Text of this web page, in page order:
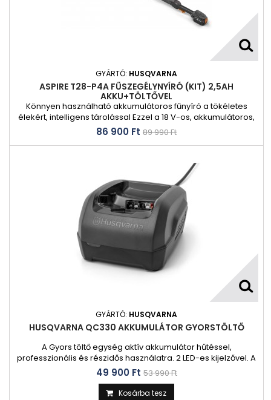
GYÁRTÓ: HUSQVARNA
ASPIRE T28-P4A FŰSZEGÉLYNYÍRÓ (KIT) 2,5AH
AKKU+TÖLTŐVEL
Könnyen használható akkumulátoros fűnyíró a tökéletes
élekért, intelligens tárolással Ezzel a 18 V-os, akkumulátoros,
két vágódamillal rendelkező szegélyvágóval rendkívül
hatékonyan dolgozhat. A Husqvarna Aspire™ T28-P4A
szegélyvágót szűk helyeken történő használatra tervezték, a
mellékelt kampóval pedig a tárolása is egyszerű.
86 900 Ft‎ 89 990 Ft‎
GYÁRTÓ: HUSQVARNA
HUSQVARNA QC330 AKKUMULÁTOR GYORSTÖLTŐ
A Gyors töltő egység aktív akkumulátor hűtéssel,
professzionális és részidős használatra. 2 LED-es kijelzővel. A
lítiumion-akkumulátorokhoz tartozó Husqvarna
akkumulátortöltők gyors töltést biztosítanak. Beépített
ventilátorral az akkumulátor töltés alatti hűtésére.
49 900 Ft‎53 990 Ft‎
Kosárba tesz